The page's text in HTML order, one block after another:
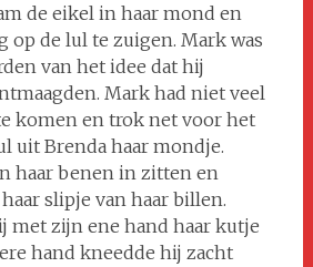
de eikel in haar mond en
op de lul te zuigen. Mark was
van het idee dat hij
Mark had niet veel
komen en trok net voor het
uit Brenda haar mondje.
haar benen in zitten en
slipje van haar billen.
met zijn ene hand haar kutje
hand kneedde hij zacht